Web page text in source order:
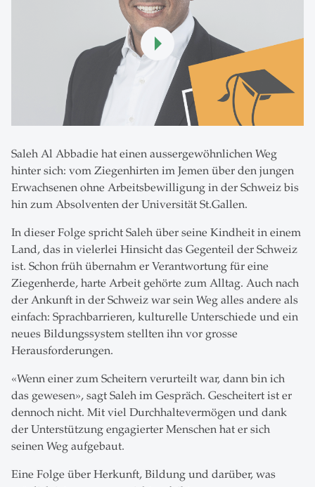
Saleh Al Abbadie hat einen aussergewöhnlichen Weg
hinter sich: vom Ziegenhirten im Jemen über den jungen
Erwachsenen ohne Arbeitsbewilligung in der Schweiz bis
hin zum Absolventen der Universität St.Gallen.
In dieser Folge spricht Saleh über seine Kindheit in einem
Land, das in vielerlei Hinsicht das Gegenteil der Schweiz
ist. Schon früh übernahm er Verantwortung für eine
Ziegenherde, harte Arbeit gehörte zum Alltag. Auch nach
der Ankunft in der Schweiz war sein Weg alles andere als
einfach: Sprachbarrieren, kulturelle Unterschiede und ein
neues Bildungssystem stellten ihn vor grosse
Herausforderungen.
«Wenn einer zum Scheitern verurteilt war, dann bin ich
das gewesen», sagt Saleh im Gespräch. Gescheitert ist er
dennoch nicht. Mit viel Durchhaltevermögen und dank
der Unterstützung engagierter Menschen hat er sich
seinen Weg aufgebaut.
Eine Folge über Herkunft, Bildung und darüber, was